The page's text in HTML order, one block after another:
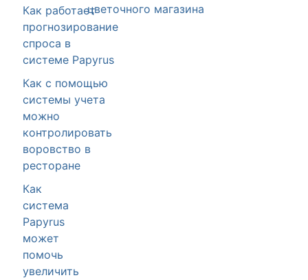
Как работает
прогнозирование
спроса в
системе Papyrus
Как с помощью
системы учета
можно
контролировать
воровство в
ресторане
Как
система
Papyrus
может
помочь
увеличить
цветочного магазина